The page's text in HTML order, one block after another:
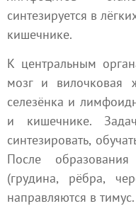
синтезируется в
кишечнике.
К центральным
мозг и вилочковая
селезёнка и
и кишечнике.
синтезировать,
После
(грудина, рёбра,
направляются в тимус.